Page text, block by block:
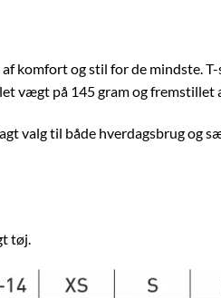
komfort og stil for de mindste.
vægt på 145 gram og
valg til både hverdagsbrug og
tøj.